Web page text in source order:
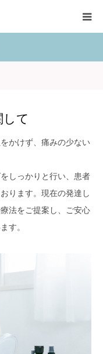
して
かけず、痛みの少ない
しっかりと行い、患者
ります。現在の発達し
法をご提案し、ご安心
す。